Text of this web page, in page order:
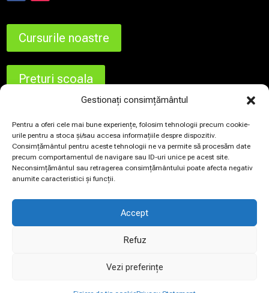
Gestionați consimțământul
Pentru a oferi cele mai bune experiențe, folosim tehnologii precum cookie-
urile pentru a stoca și/sau accesa informațiile despre dispozitiv.
Consimțământul pentru aceste tehnologii ne va permite să procesăm date
precum comportamentul de navigare sau ID-uri unice pe acest site.
Neconsimțământul sau retragerea consimțământului poate afecta negativ
anumite caracteristici și funcții.
Accept
Refuz
Vezi preferințe
Cursurile noastre
Preturi scoala
Contact
Termeni si conditii
ANPC